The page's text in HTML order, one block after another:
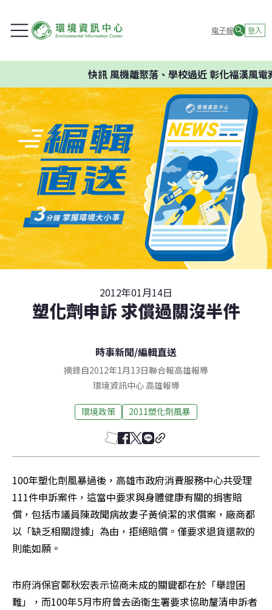
電子報 登入
快訊風機離聚落、學校過近 彰化福漢風電
2012年01月14日
塑化劑申訴 求償過關沒半件
時事新聞/編輯直送
摘錄自2012年1月13日聯合報高雄報導
環境資訊中心 高雄報導
環境政策 2011塑化劑風暴
100年塑化劑風暴過後，高雄市政府消費服務中心共受理
111件申訴案件，這當中要求與身體健康有關的捐害賠
償，包括市議員陳政聞病故妻子黃偵潔的求償案，廠商都
以「缺乏相關證據」為由，拒絕賠償。僅要求退貨還款的
則能如願。
市府消保官鄭秋宏表示協商未成的關鍵都在於「舉證困
難」，而100年5月市府曾去函衛生署要求協助釐清申訴者